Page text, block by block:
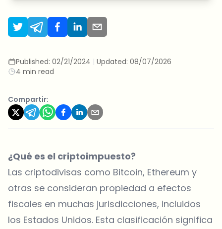
Published: 02/21/2024 | Updated: 08/07/2026
4 min read
Compartir:
¿Qué es el criptoimpuesto?
Las criptodivisas como Bitcoin, Ethereum y
otras se consideran propiedad a efectos
fiscales en muchas jurisdicciones, incluidos
los Estados Unidos. Esta clasificación significa